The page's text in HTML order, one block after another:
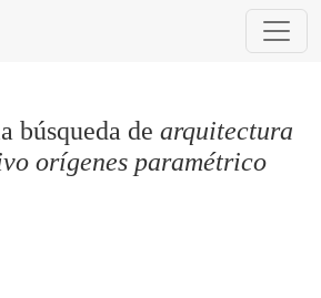
búsqueda de arquitectura
orígenes paramétrico